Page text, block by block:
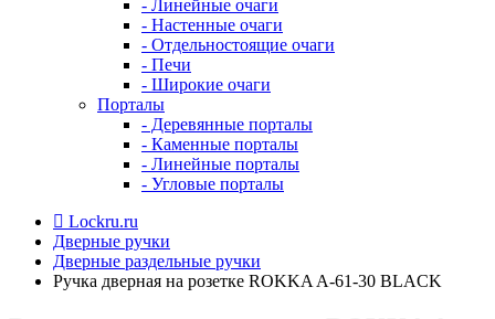
- Линейные очаги
- Настенные очаги
- Отдельностоящие очаги
- Печи
- Широкие очаги
Порталы
- Деревянные порталы
- Каменные порталы
- Линейные порталы
- Угловые порталы
Lockru.ru
Дверные ручки
Дверные раздельные ручки
Ручка дверная на розетке ROKKA A-61-30 BLACK